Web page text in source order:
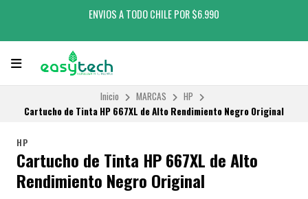
ENVIOS A TODO CHILE POR $6.990
Inicio MARCAS
HP
Cartucho de Tinta HP 667XL de Alto Rendimiento Negro Original
HP
Cartucho de Tinta HP 667XL de Alto
Rendimiento Negro Original